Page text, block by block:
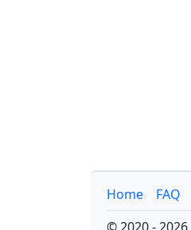
Home FAQ